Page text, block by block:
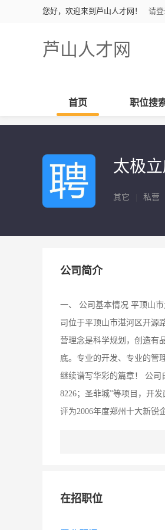
您好，欢迎来到芦山人才网！ 请
芦山人才网
首页 职位搜
太极
其它 私营
公司简介
一、 公司基本情况 平顶山
司位于平顶山市湛河区开源
营理念是科学规划，创造有
底。专业的开发、专业的管
继续谱写华彩的篇章！ 公司
8226；圣菲城”等项目，开
评为2006年度郑州十大新
积28000平方米，共8层。
建及施工前的准备工作。 3
在招职位